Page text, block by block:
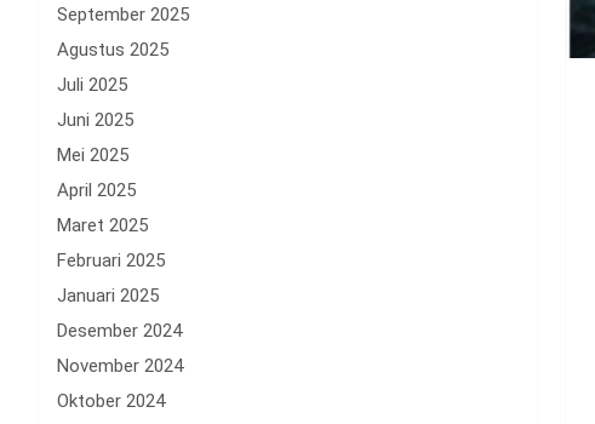
September 2025
Agustus 2025
Juli 2025
Juni 2025
Mei 2025
April 2025
Maret 2025
Februari 2025
Januari 2025
Desember 2024
November 2024
Oktober 2024